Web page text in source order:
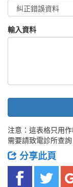
輸入資料
注意：這表格只用
需要請致電診所查詢
分享此頁